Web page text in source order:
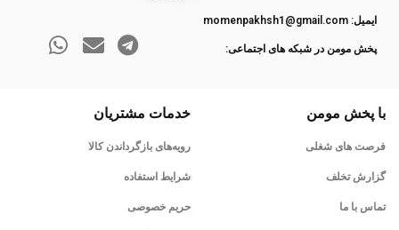
ایمیل: momenpakhsh1@gmail.com
پخش مومن در شبکه های اجتماعی:
با پخش مومن
فرصت های شغلی
گزارش تخلف
تماس با ما
خدمات مشتریان
رویه‌های بازگرداندن کالا
شرایط استفاده
حریم خصوصی